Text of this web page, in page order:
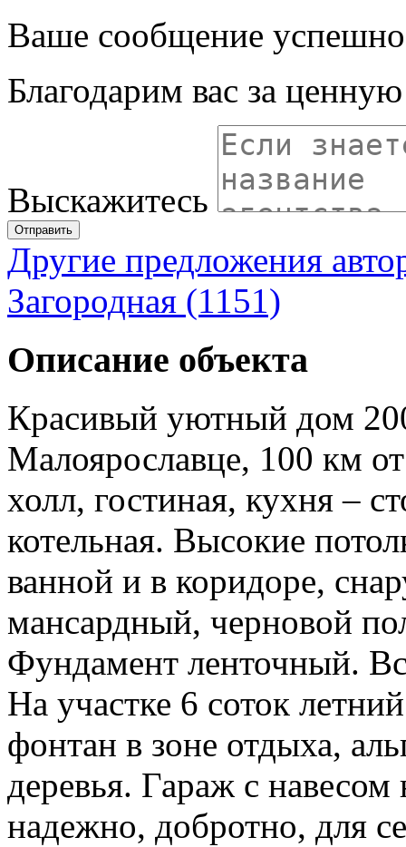
Ваше сообщение успешно
Благодарим вас за
Выскажитесь
Отправить
Другие предложения
Загородная (1151)
Описание объекта
Красивый уютный дом
Малоярославце, 100 км
холл, гостиная, кухня –
котельная. Высокие
ванной и в коридоре,
мансардный, черновой
Фундамент ленточный.
На участке 6 соток
фонтан в зоне отдыха,
деревья. Гараж с
надежно, добротно, для